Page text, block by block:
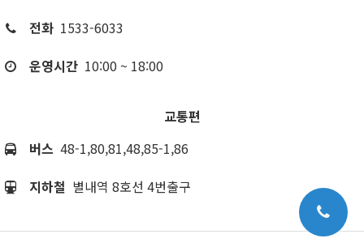
전화 1533-6033
운영시간 10:00 ~ 18:00
교통편
버스 48-1,80,81,48,85-1,86
지하철 별내역 8호선 4번출구